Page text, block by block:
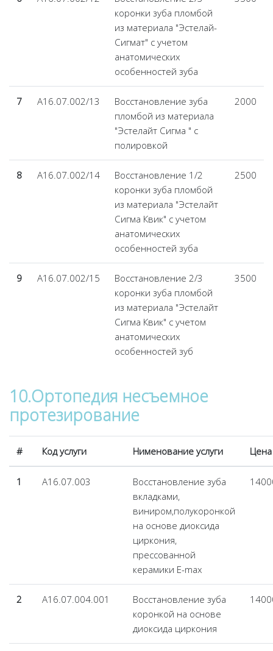
коронки зуба пломбой
из материала "Эстелай-
Сигмат" с учетом
анатомических
особенностей зуба
7 А16.07.002/13
Восстановление зуба
пломбой из материала
"Эстелайт Сигма " с
полировкой
2000
8 А16.07.002/14
Восстановление 1/2
коронки зуба пломбой
из материала "Эстелайт
Сигма Квик" с учетом
анатомических
особенностей зуба
2500
9 А16.07.002/15
Восстановление 2/3
коронки зуба пломбой
из материала "Эстелайт
Сигма Квик" с учетом
анатомических
особенностей зуб
3500
10.Ортопедия несъемное
протезирование
# Код услуги Нименование услуги Цена
1 А16.07.003
Восстановление зуба
вкладками,
виниром,полукоронкой
на основе диоксида
циркония,
прессованной
керамики E-max
2 А16.07.004.001
Восстановление зуба
коронкой на основе
диоксида циркония